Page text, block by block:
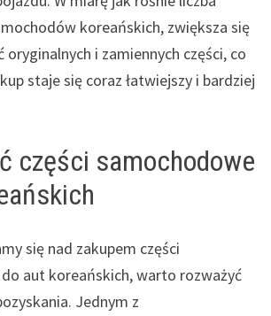
koreańskich, zwiększa się
i zamiennych części, co
staje się coraz łatwiejszy i bardziej
części samochodowe
się nad zakupem części
aut koreańskich, warto rozważyć
Jednym z